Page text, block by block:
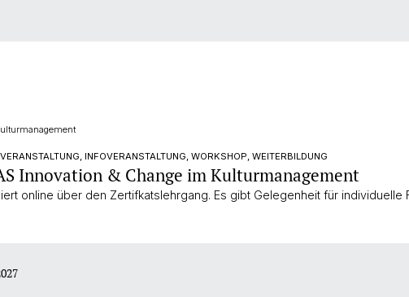
INFOVERANSTALTUNG, WORKSHOP, WEITERBILDUNG
Innovation & Change im Kulturmanagement
online über den Zertifkatslehrgang. Es gibt Gelegenheit für individuelle